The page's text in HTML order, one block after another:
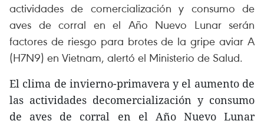
actividades de comercialización y consumo de
aves de corral en el Año Nuevo Lunar serán
factores de riesgo para brotes de la gripe aviar A
(H7N9) en Vietnam, alertó el Ministerio de Salud.
El clima de invierno-primavera y el aumento de
las actividades decomercialización y consumo
de aves de corral en el Año Nuevo Lunar